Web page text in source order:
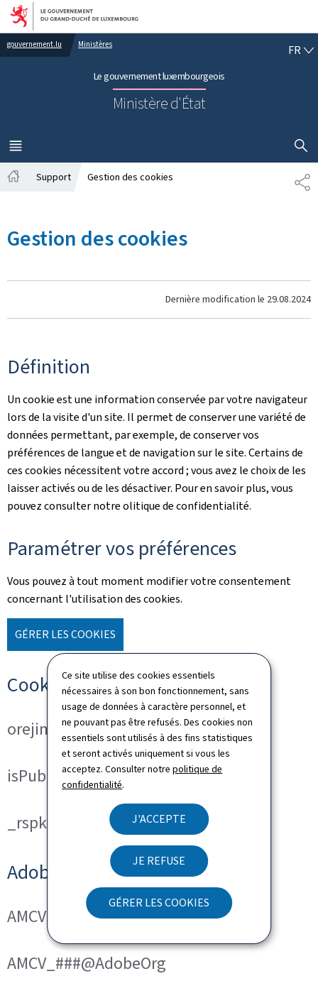
Ce site utilise des cookies essentiels
nécessaires à son bon fonctionnement, sans
usage de données à caractère personnel, et
ne pouvant pas être refusés. Des cookies non
essentiels sont utilisés à des fins statistiques
et seront activés uniquement si vous les
acceptez. Consulter notrepolitique de
confidentialité.
J'ACCEPTE
JE REFUSE
GÉRER LES COOKIES
Aller au menu principal
Aller au contenu
gouvernement.lu Ministères
Le gouvernement luxembourgeois
Ministère d'État
FR
MENU
PRINCIPAL
Support Gestion des cookies
Gestion des cookies
Dernière modification le 29.08.2024
Définition
Un cookie est une information conservée par votre navigateur
lors de la visite d'un site. Il permet de conserver une variété de
données permettant, par exemple, de conserver vos
préférences de langue et de navigation sur le site. Certains de
ces cookies nécessitent votre accord ; vous avez le choix de les
laisser activés ou de les désactiver. Pour en savoir plus, vous
pouvez consulter notre olitique de confidentialité.
Paramétrer vos préférences
Vous pouvez à tout moment modifier votre consentement
concernant l'utilisation des cookies.
GÉRER LES COOKIES
Cookies techniques
orejime
isPublicWebsite
_rspkrLoadCore (ReadSpeaker)
Adobe Analytics
AMCVS_###@AdobeOrg
AMCV_###@AdobeOrg